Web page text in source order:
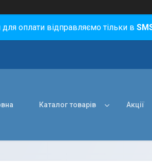
для оплати відправляємо тільки в
Каталог товарів Акції